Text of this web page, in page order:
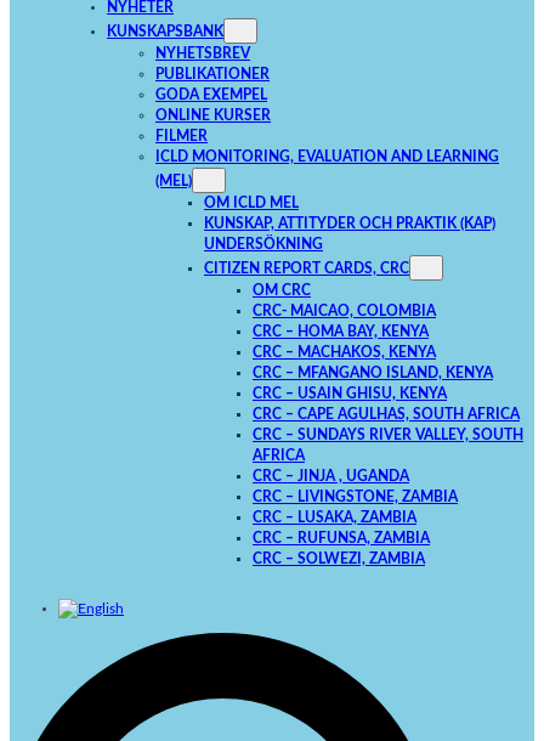
NYHETER
KUNSKAPSBANK
NYHETSBREV
PUBLIKATIONER
GODA EXEMPEL
ONLINE KURSER
FILMER
ICLD MONITORING, EVALUATION AND LEARNING
(MEL)
OM ICLD MEL
KUNSKAP, ATTITYDER OCH PRAKTIK (KAP)
UNDERSÖKNING
CITIZEN REPORT CARDS, CRC
OM CRC
CRC- MAICAO, COLOMBIA
CRC – HOMA BAY, KENYA
CRC – MACHAKOS, KENYA
CRC – MFANGANO ISLAND, KENYA
CRC – USAIN GHISU, KENYA
CRC – CAPE AGULHAS, SOUTH AFRICA
CRC – SUNDAYS RIVER VALLEY, SOUTH
AFRICA
CRC – JINJA , UGANDA
CRC – LIVINGSTONE, ZAMBIA
CRC – LUSAKA, ZAMBIA
CRC – RUFUNSA, ZAMBIA
CRC – SOLWEZI, ZAMBIA